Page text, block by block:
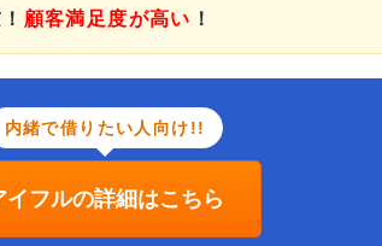
顧客満足度が高い ！
内緒で借りたい人向け!!
イフルの詳細はこちら